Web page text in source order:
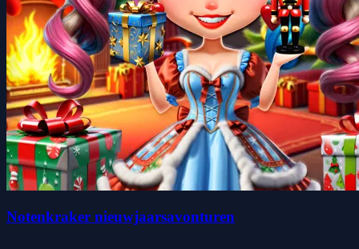
Notenkraker nieuwjaarsavonturen